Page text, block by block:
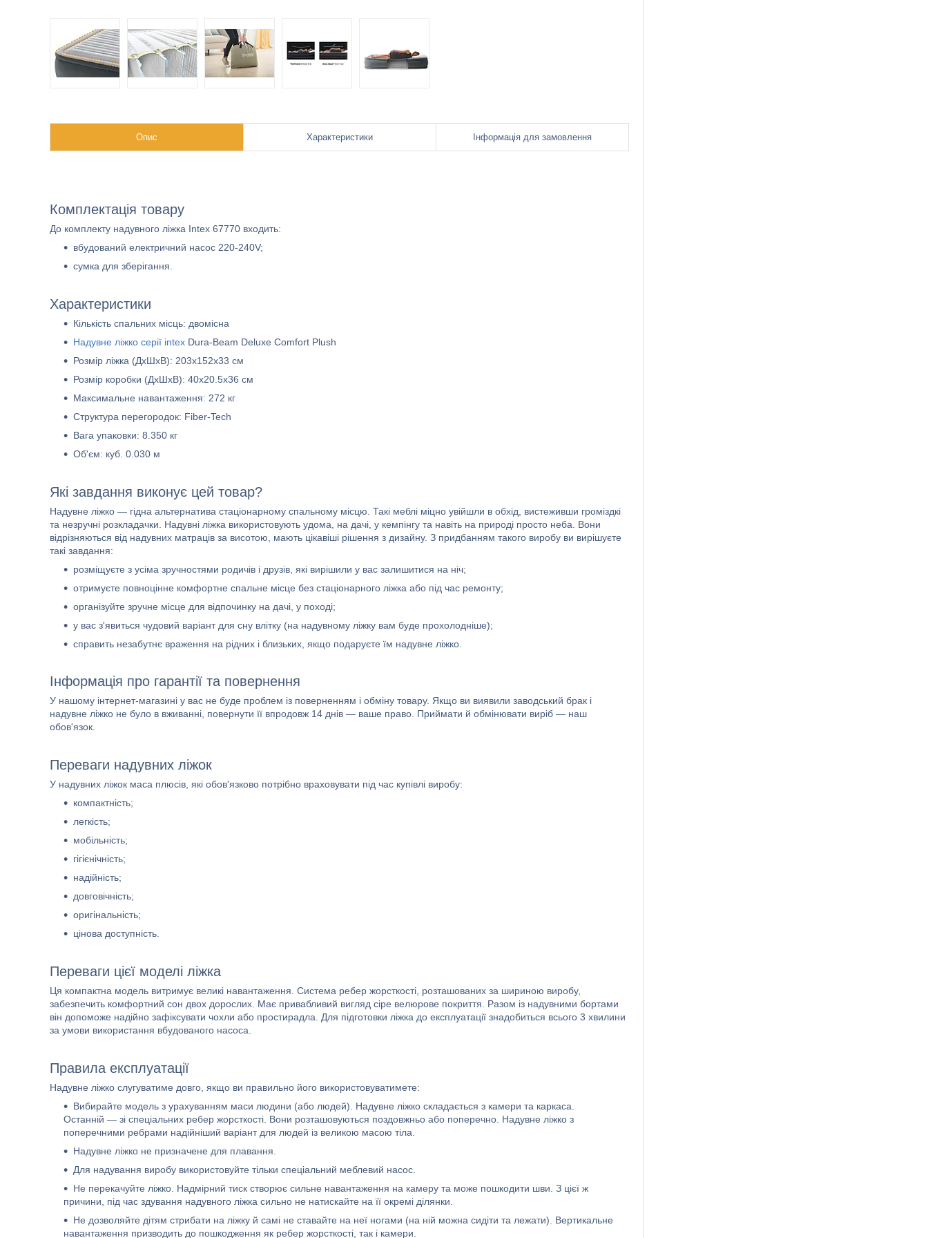
Опис Характеристики Інформація для замовлення
Комплектація товару
До комплекту надувного ліжка Intex 67770 входить:
вбудований електричний насос 220-240V;
сумка для зберігання.
Характеристики
Кількість спальних місць: двомісна
Надувне ліжко серії intex Dura-Beam Deluxe Comfort Plush
Розмір ліжка (ДxШxВ): 203х152х33 см
Розмір коробки (ДхШхВ): 40х20.5х36 см
Максимальне навантаження: 272 кг
Структура перегородок: Fiber-Tech
Вага упаковки: 8.350 кг
Об'єм: куб. 0.030 м
Які завдання виконує цей товар?
Надувне ліжко — гідна альтернатива стаціонарному спальному місцю. Такі меблі міцно увійшли в обхід, вистеживши громіздкі
та незручні розкладачки. Надувні ліжка використовують удома, на дачі, у кемпінгу та навіть на природі просто неба. Вони
відрізняються від надувних матраців за висотою, мають цікавіші рішення з дизайну. З придбанням такого виробу ви вирішуєте
такі завдання:
розміщуєте з усіма зручностями родичів і друзів, які вирішили у вас залишитися на ніч;
отримуєте повноцінне комфортне спальне місце без стаціонарного ліжка або під час ремонту;
організуйте зручне місце для відпочинку на дачі, у поході;
у вас з'явиться чудовий варіант для сну влітку (на надувному ліжку вам буде прохолодніше);
справить незабутнє враження на рідних і близьких, якщо подаруєте їм надувне ліжко.
Інформація про гарантії та повернення
У нашому інтернет-магазині у вас не буде проблем із поверненням і обміну товару. Якщо ви виявили заводський брак і
надувне ліжко не було в вживанні, повернути її впродовж 14 днів — ваше право. Приймати й обмінювати виріб — наш
обов'язок.
Переваги надувних ліжок
У надувних ліжок маса плюсів, які обов'язково потрібно враховувати під час купівлі виробу:
компактність;
легкість;
мобільність;
гігієнічність;
надійність;
довговічність;
оригінальність;
цінова доступність.
Переваги цієї моделі ліжка
Ця компактна модель витримує великі навантаження. Система ребер жорсткості, розташованих за шириною виробу,
забезпечить комфортний сон двох дорослих. Має привабливий вигляд сіре велюрове покриття. Разом із надувними бортами
він допоможе надійно зафіксувати чохли або простирадла. Для підготовки ліжка до експлуатації знадобиться всього 3 хвилини
за умови використання вбудованого насоса.
Правила експлуатації
Надувне ліжко слугуватиме довго, якщо ви правильно його використовуватимете:
Вибирайте модель з урахуванням маси людини (або людей). Надувне ліжко складається з камери та каркаса.
Останній — зі спеціальних ребер жорсткості. Вони розташовуються поздовжньо або поперечно. Надувне ліжко з
поперечними ребрами надійніший варіант для людей із великою масою тіла.
Надувне ліжко не призначене для плавання.
Для надування виробу використовуйте тільки спеціальний меблевий насос.
Не перекачуйте ліжко. Надмірний тиск створює сильне навантаження на камеру та може пошкодити шви. З цієї ж
причини, під час здування надувного ліжка сильно не натискайте на її окремі ділянки.
Не дозволяйте дітям стрибати на ліжку й самі не ставайте на неї ногами (на ній можна сидіти та лежати). Вертикальне
навантаження призводить до пошкодження як ребер жорсткості, так і камери.